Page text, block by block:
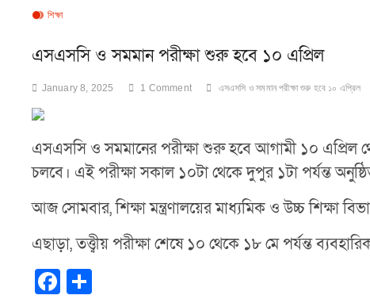
শিক্ষা
এসএসসি ও সমমান পরীক্ষা শুরু হবে ১০ এপ্রিল
January 8, 2025 1 Comment এসএসসি ও সমমান পরীক্ষা শুরু হবে ১০ এপ্রিল
এসএসসি ও সমমানের পরীক্ষা শুরু হবে আগামী ১০ এপ্রিল
চলবে। এই পরীক্ষা সকাল ১০টা থেকে দুপুর ১টা পর্যন্ত
আজ সোমবার, শিক্ষা মন্ত্রণালয়ের মাধ্যমিক ও উচ্চ শিক্ষা
এছাড়া, তত্ত্বীয় পরীক্ষা শেষে ১০ থেকে ১৮ মে পর্যন্ত
F